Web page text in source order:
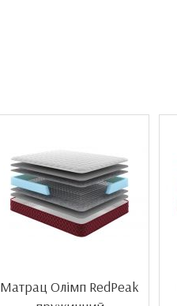
Матрац Олімп RedPeak